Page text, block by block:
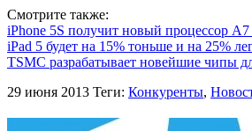
Смотрите также:
iPhone 5S получит новый процессор
iPad 5 будет на 15% тоньше и на 25%
TSMC разрабатывает новейшие чипы
29 июня 2013 Теги: Конкуренты,